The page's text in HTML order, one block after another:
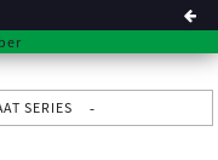
SERIES